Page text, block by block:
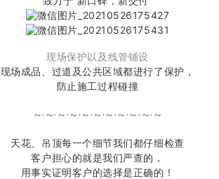
现场保护以及线管铺设
现场成品、过道及公共区域都进行了保护，
防止施工过程碰撞
~·~·~·~·~·~·~·~·~·~·~
天花、吊顶每一个细节我们都仔细检查
客户担心的就是我们严查的，
用事实证明客户的选择是正确的！